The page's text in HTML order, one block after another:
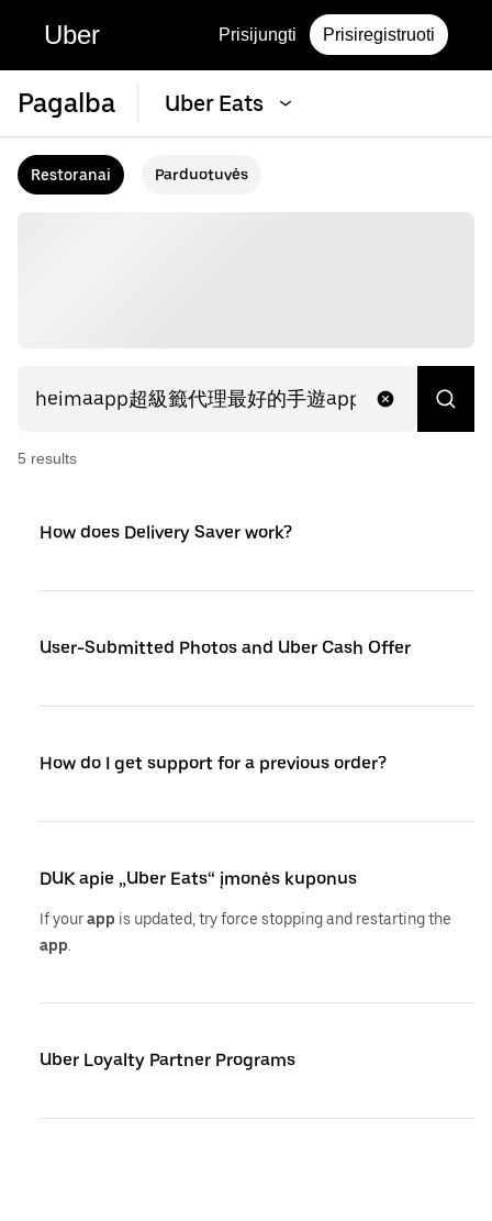
Uber Prisijungti Prisiregistruoti
Pagalba Uber Eats
Restoranai Parduotuvės
5 results
How does Delivery Saver work?
User-Submitted Photos and Uber Cash Offer
How do I get support for a previous order?
DUK apie „Uber Eats“ įmonės kuponus
If yourapp is updated, try force stopping and restarting the
app
Uber Loyalty Partner Programs